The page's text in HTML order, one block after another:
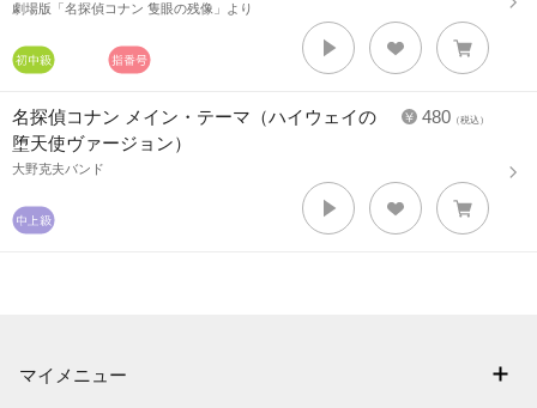
劇場版「名探偵コナン 隻眼の残像」より
480 （税込）
名探偵コナン メイン・テーマ（ハイウェイの
堕天使ヴァージョン）
大野克夫バンド
マイメニュー